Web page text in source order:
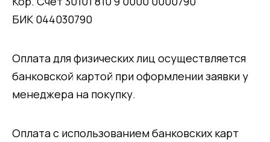
БИК 044030790
Оплата для физических лиц осуществляется
банковской картой при оформлении заявки у
менеджера на покупку.
Оплата с использованием банковских карт